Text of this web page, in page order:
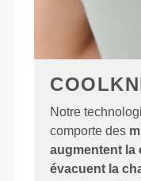
Notre
comporte des
augmentent la
évacuent la